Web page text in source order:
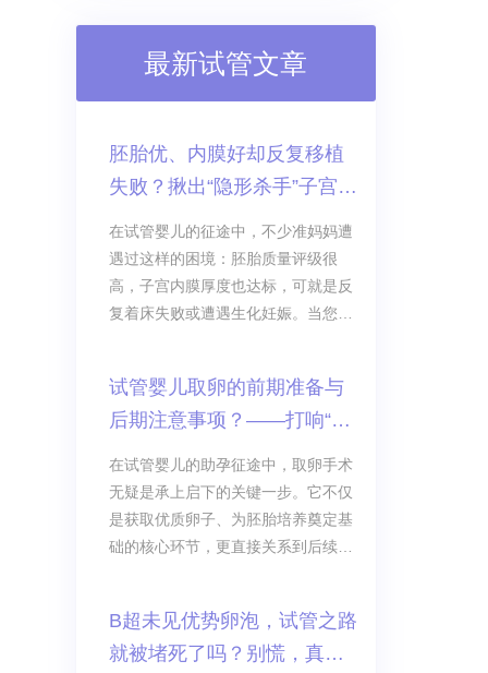
最新试管文章
胚胎优、内膜好却反复移植
失败？揪出“隐形杀手”子宫动
脉血流不畅，试管如何破
局！
在试管婴儿的征途中，不少准妈妈遭
遇过这样的困境：胚胎质量评级很
高，子宫内膜厚度也达标，可就是反
复着床失败或遭遇生化妊娠。当您筛
至关重要的“隐形密码”？
试管婴儿取卵的前期准备与
后期注意事项？——打响“好
孕”第一战，细节决定成败！
在试管婴儿的助孕征途中，取卵手术
无疑是承上启下的关键一步。它不仅
是获取优质卵子、为胚胎培养奠定基
础的核心环节，更直接关系到后续移
疼？”“需要准备什么？”“术后该怎么调
养？”
B超未见优势卵泡，试管之路
就被堵死了吗？别慌，真相